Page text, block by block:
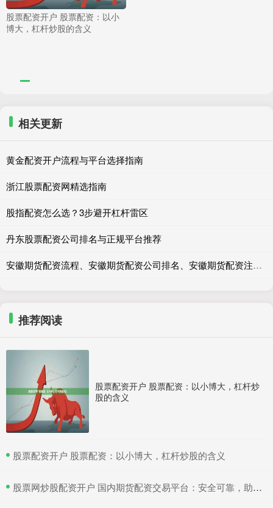
股票配资开户 股票配资：以小
博大，杠杆炒股的含义
相关更新
黄金配资开户流程与平台选择指南
浙江股票配资网精选指南
股指配资怎么选？3步避开杠杆雷区
丹东股票配资公司排名与正规平台推荐
安徽期货配资流程、安徽期货配资公司排名、安徽期货配资注意事项
推荐阅读
股票配资开户 股票配资：以小博大，杠杆炒
股的含义
​股票配资开户 股票配资：以小博大，杠杆炒股的含义
​股票网炒股配资开户 国内期货配资交易平台：安全可靠，助力投资